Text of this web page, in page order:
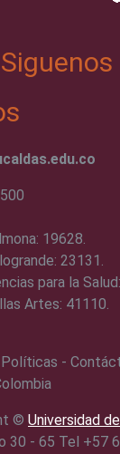
Siguenos
19628.
23131.
para la
Artes: 41110.
-
©️ Universidad
30 - 65 Tel +57